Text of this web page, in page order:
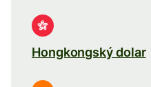
Hongkongský dolar